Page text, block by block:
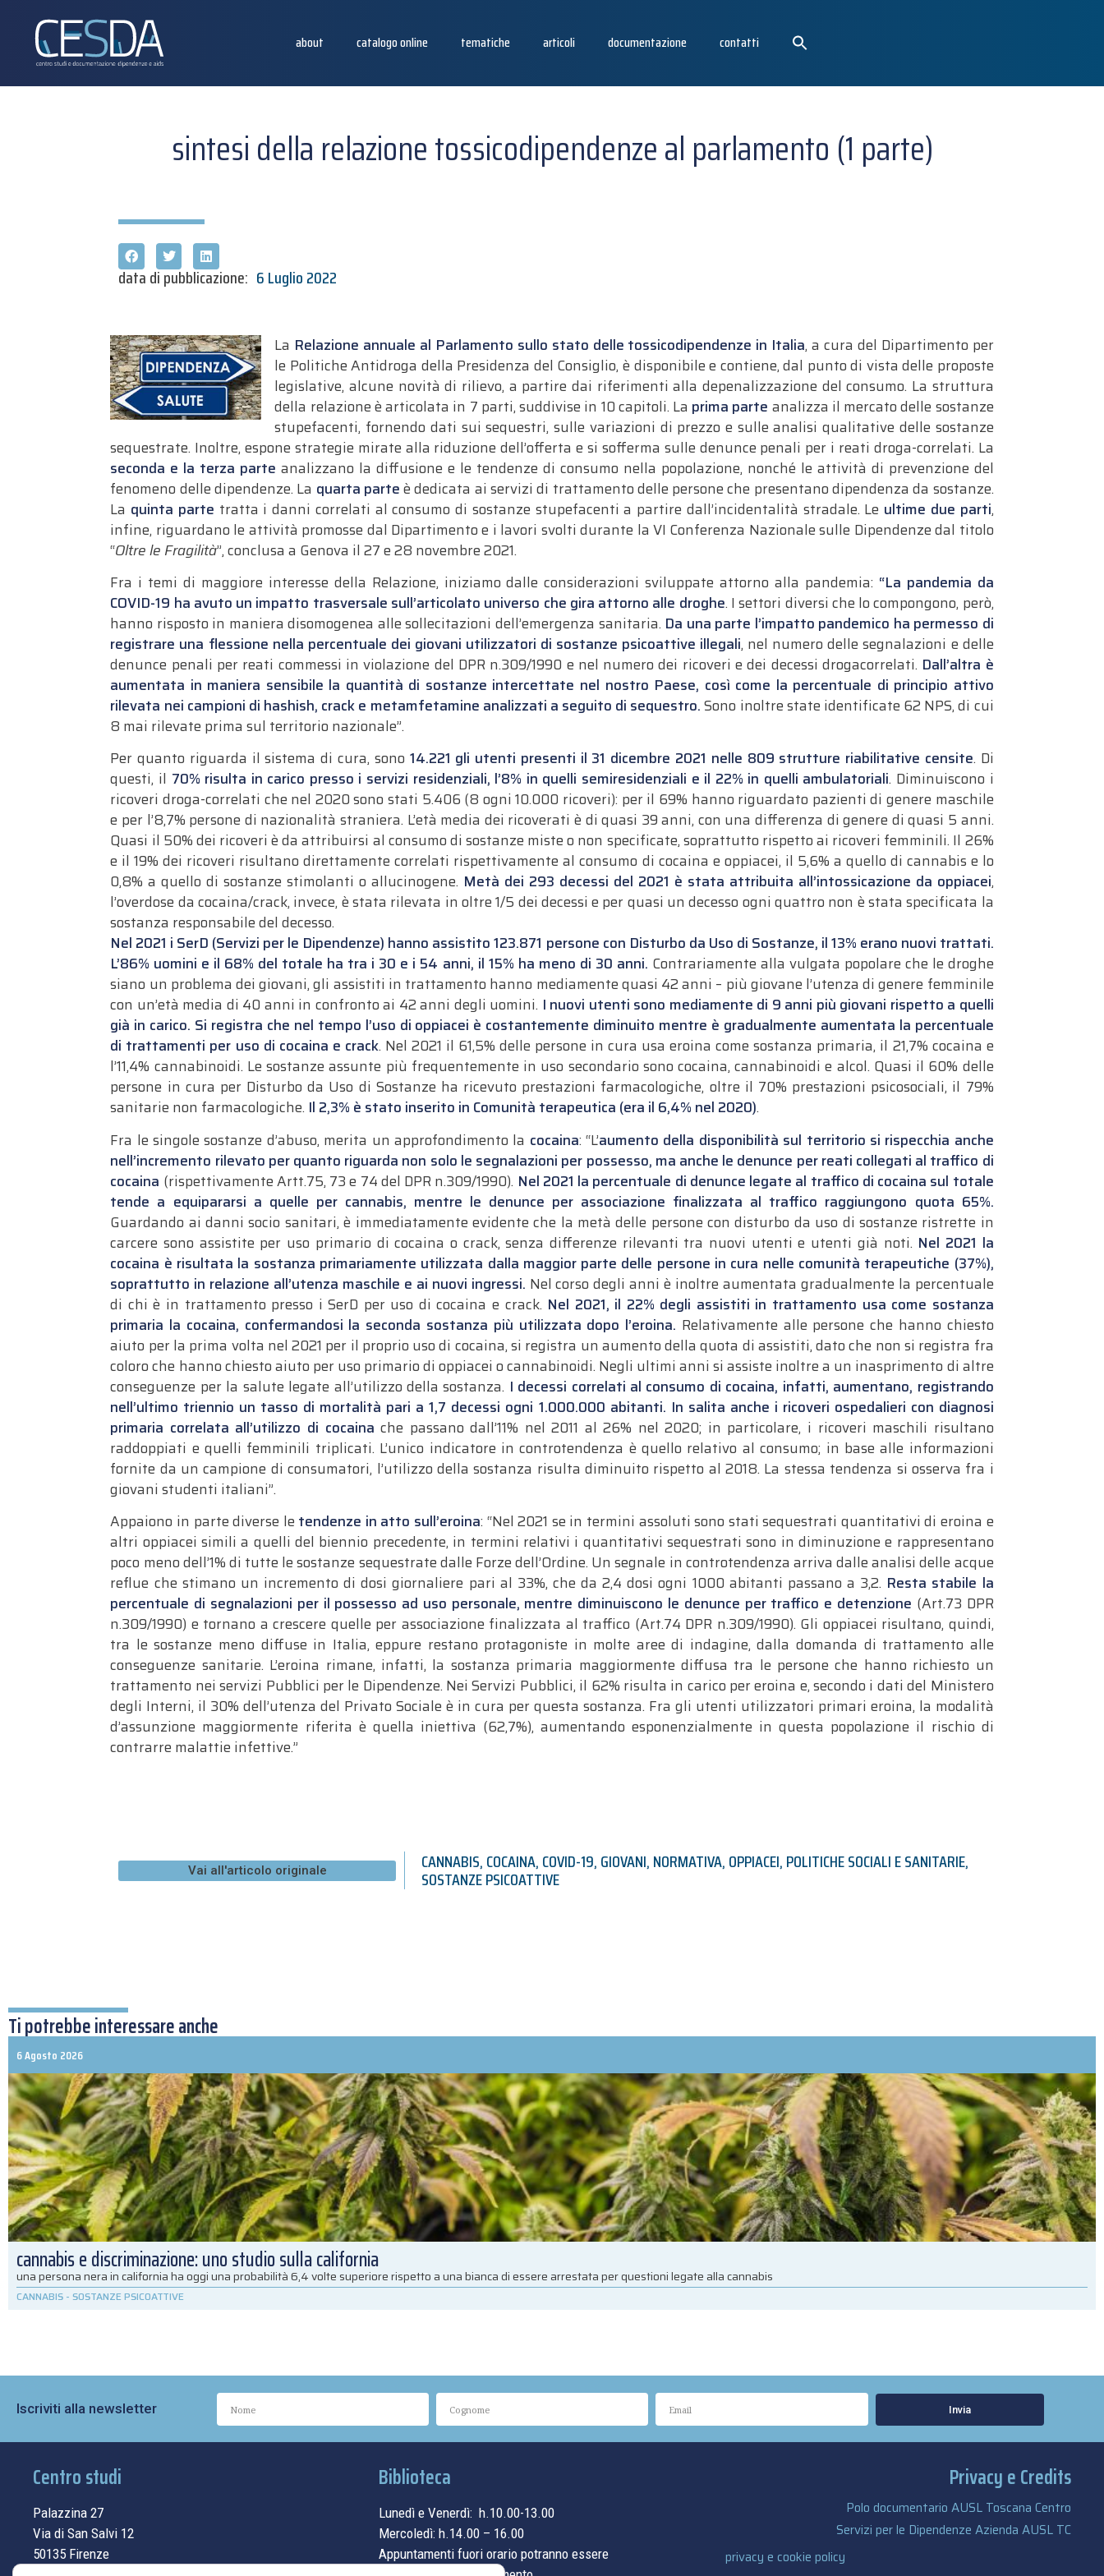
about catalogo online tematiche articoli documentazione contatti
sintesi della relazione tossicodipendenze al parlamento (1 parte)
data di pubblicazione: 6 Luglio 2022
La Relazione annuale al Parlamento sullo stato delle tossicodipendenze in Italia, a cura del Dipartimento per
le Politiche Antidroga della Presidenza del Consiglio, è disponibile e contiene, dal punto di vista delle proposte
legislative, alcune novità di rilievo, a partire dai riferimenti alla depenalizzazione del consumo. La struttura
della relazione è articolata in 7 parti, suddivise in 10 capitoli. La prima parte analizza il mercato delle sostanze
stupefacenti, fornendo dati sui sequestri, sulle variazioni di prezzo e sulle analisi qualitative delle sostanze
sequestrate. Inoltre, espone strategie mirate alla riduzione dell’offerta e si sofferma sulle denunce penali per i reati droga-correlati. La
seconda e la terza parte analizzano la diffusione e le tendenze di consumo nella popolazione, nonché le attività di prevenzione del
fenomeno delle dipendenze. La quarta parteè dedicata ai servizi di trattamento delle persone che presentano dipendenza da sostanze.
La quinta parte tratta i danni correlati al consumo di sostanze stupefacenti a partire dall’incidentalità stradale. Le ultime due parti,
infine, riguardano le attività promosse dal Dipartimento e i lavori svolti durante la VI Conferenza Nazionale sulle Dipendenze dal titolo
“Oltre le Fragilità”, conclusa a Genova il 27 e 28 novembre 2021.
Fra i temi di maggiore interesse della Relazione, iniziamo dalle considerazioni sviluppate attorno alla pandemia: “La pandemia da
COVID-19 ha avuto un impatto trasversale sull’articolato universo che gira attorno alle droghe. I settori diversi che lo compongono, però,
hanno risposto in maniera disomogenea alle sollecitazioni dell’emergenza sanitaria. Da una parte l’impatto pandemico ha permesso di
registrare una flessione nella percentuale dei giovani utilizzatori di sostanze psicoattive illegali, nel numero delle segnalazioni e delle
denunce penali per reati commessi in violazione del DPR n.309/1990 e nel numero dei ricoveri e dei decessi drogacorrelati. Dall’altra è
aumentata in maniera sensibile la quantità di sostanze intercettate nel nostro Paese, così come la percentuale di principio attivo
rilevata nei campioni di hashish, crack e metamfetamine analizzati a seguito di sequestro.Sono inoltre state identificate 62 NPS, di cui
8 mai rilevate prima sul territorio nazionale”.
Per quanto riguarda il sistema di cura, sono 14.221 gli utenti presenti il 31 dicembre 2021 nelle 809 strutture riabilitative censite. Di
questi, il 70% risulta in carico presso i servizi residenziali, l’8% in quelli semiresidenziali e il 22% in quelli ambulatoriali. Diminuiscono i
ricoveri droga-correlati che nel 2020 sono stati 5.406 (8 ogni 10.000 ricoveri): per il 69% hanno riguardato pazienti di genere maschile
e per l’8,7% persone di nazionalità straniera. L’età media dei ricoverati è di quasi 39 anni, con una differenza di genere di quasi 5 anni.
Quasi il 50% dei ricoveri è da attribuirsi al consumo di sostanze miste o non specificate, soprattutto rispetto ai ricoveri femminili. Il 26%
e il 19% dei ricoveri risultano direttamente correlati rispettivamente al consumo di cocaina e oppiacei, il 5,6% a quello di cannabis e lo
0,8% a quello di sostanze stimolanti o allucinogene. Metà dei 293 decessi del 2021 è stata attribuita all’intossicazione da oppiacei,
l’overdose da cocaina/crack, invece, è stata rilevata in oltre 1/5 dei decessi e per quasi un decesso ogni quattro non è stata specificata la
sostanza responsabile del decesso.
Nel 2021 i SerD (Servizi per le Dipendenze) hanno assistito 123.871 persone con Disturbo da Uso di Sostanze, il 13% erano nuovi trattati.
L’86% uomini e il 68% del totale ha tra i 30 e i 54 anni, il 15% ha meno di 30 anni. Contrariamente alla vulgata popolare che le droghe
siano un problema dei giovani, gli assistiti in trattamento hanno mediamente quasi 42 anni – più giovane l’utenza di genere femminile
con un’età media di 40 anni in confronto ai 42 anni degli uomini. I nuovi utenti sono mediamente di 9 anni più giovani rispetto a quelli
già in carico. Si registra che nel tempo l’uso di oppiacei è costantemente diminuito mentre è gradualmente aumentata la percentuale
di trattamenti per uso di cocaina e crack. Nel 2021 il 61,5% delle persone in cura usa eroina come sostanza primaria, il 21,7% cocaina e
l’11,4% cannabinoidi. Le sostanze assunte più frequentemente in uso secondario sono cocaina, cannabinoidi e alcol. Quasi il 60% delle
persone in cura per Disturbo da Uso di Sostanze ha ricevuto prestazioni farmacologiche, oltre il 70% prestazioni psicosociali, il 79%
sanitarie non farmacologiche. Il 2,3% è stato inserito in Comunità terapeutica (era il 6,4% nel 2020).
Fra le singole sostanze d’abuso, merita un approfondimento la cocaina: “L’aumento della disponibilità sul territorio si rispecchia anche
nell’incremento rilevato per quanto riguarda non solo le segnalazioni per possesso, ma anche le denunce per reati collegati al traffico di
cocaina (rispettivamente Artt.75, 73 e 74 del DPR n.309/1990). Nel 2021 la percentuale di denunce legate al traffico di cocaina sul totale
tende a equipararsi a quelle per cannabis, mentre le denunce per associazione finalizzata al traffico raggiungono quota 65%.
Guardando ai danni socio sanitari, è immediatamente evidente che la metà delle persone con disturbo da uso di sostanze ristrette in
carcere sono assistite per uso primario di cocaina o crack, senza differenze rilevanti tra nuovi utenti e utenti già noti. Nel 2021 la
cocaina è risultata la sostanza primariamente utilizzata dalla maggior parte delle persone in cura nelle comunità terapeutiche (37%),
soprattutto in relazione all’utenza maschile e ai nuovi ingressi. Nel corso degli anni è inoltre aumentata gradualmente la percentuale
di chi è in trattamento presso i SerD per uso di cocaina e crack. Nel 2021, il 22% degli assistiti in trattamento usa come sostanza
primaria la cocaina, confermandosi la seconda sostanza più utilizzata dopo l’eroina. Relativamente alle persone che hanno chiesto
aiuto per la prima volta nel 2021 per il proprio uso di cocaina, si registra un aumento della quota di assistiti, dato che non si registra fra
coloro che hanno chiesto aiuto per uso primario di oppiacei o cannabinoidi. Negli ultimi anni si assiste inoltre a un inasprimento di altre
conseguenze per la salute legate all’utilizzo della sostanza. I decessi correlati al consumo di cocaina, infatti, aumentano, registrando
nell’ultimo triennio un tasso di mortalità pari a 1,7 decessi ogni 1.000.000 abitanti. In salita anche i ricoveri ospedalieri con diagnosi
primaria correlata all’utilizzo di cocaina che passano dall’11% nel 2011 al 26% nel 2020; in particolare, i ricoveri maschili risultano
raddoppiati e quelli femminili triplicati. L’unico indicatore in controtendenza è quello relativo al consumo; in base alle informazioni
fornite da un campione di consumatori, l’utilizzo della sostanza risulta diminuito rispetto al 2018. La stessa tendenza si osserva fra i
giovani studenti italiani”.
Appaiono in parte diverse le tendenze in atto sull’eroina: “Nel 2021 se in termini assoluti sono stati sequestrati quantitativi di eroina e
altri oppiacei simili a quelli del biennio precedente, in termini relativi i quantitativi sequestrati sono in diminuzione e rappresentano
poco meno dell’1% di tutte le sostanze sequestrate dalle Forze dell’Ordine. Un segnale in controtendenza arriva dalle analisi delle acque
reflue che stimano un incremento di dosi giornaliere pari al 33%, che da 2,4 dosi ogni 1000 abitanti passano a 3,2. Resta stabile la
percentuale di segnalazioni per il possesso ad uso personale, mentre diminuiscono le denunce per traffico e detenzione (Art.73 DPR
n.309/1990) e tornano a crescere quelle per associazione finalizzata al traffico (Art.74 DPR n.309/1990). Gli oppiacei risultano, quindi,
tra le sostanze meno diffuse in Italia, eppure restano protagoniste in molte aree di indagine, dalla domanda di trattamento alle
conseguenze sanitarie. L’eroina rimane, infatti, la sostanza primaria maggiormente diffusa tra le persone che hanno richiesto un
trattamento nei servizi Pubblici per le Dipendenze. Nei Servizi Pubblici, il 62% risulta in carico per eroina e, secondo i dati del Ministero
degli Interni, il 30% dell’utenza del Privato Sociale è in cura per questa sostanza. Fra gli utenti utilizzatori primari eroina, la modalità
d’assunzione maggiormente riferita è quella iniettiva (62,7%), aumentando esponenzialmente in questa popolazione il rischio di
contrarre malattie infettive.”
Vai all'articolo originale CANNABIS,COCAINA,COVID-19,GIOVANI,NORMATIVA,OPPIACEI,POLITICHE SOCIALI E SANITARIE,
SOSTANZE PSICOATTIVE
Ti potrebbe interessare anche
6 Agosto 2026
cannabis e discriminazione: uno studio sulla california
una persona nera in california ha oggi una probabilità 6,4 volte superiore rispetto a una bianca di essere arrestata per questioni legate alla cannabis
CANNABIS - SOSTANZE PSICOATTIVE
Iscriviti alla newsletter Invia
Centro studi
Palazzina 27
Via di San Salvi 12
50135 Firenze
Biblioteca
Lunedì e Venerdì: h.10.00-13.00
Mercoledì: h.14.00 – 16.00
Appuntamenti fuori orario potranno essere
Privacy e Credits
Polo documentario AUSL Toscana Centro
Servizi per le Dipendenze Azienda AUSL TC
privacy e cookie policy